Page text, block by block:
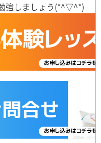
強しましょう(*^▽^*)